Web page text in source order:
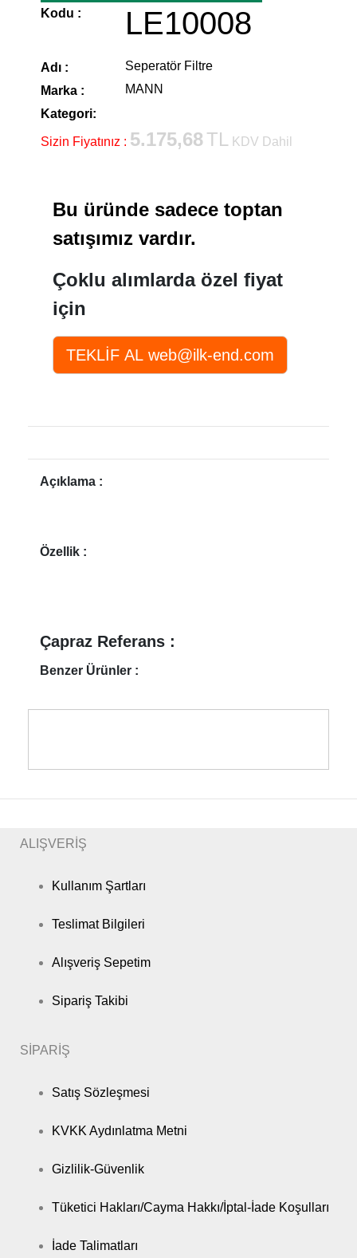
Kodu : LE10008
Adı :
Seperatör Filtre
Marka :
MANN
Kategori:
Sizin Fiyatınız : 5.175,68TL KDV Dahil
Bu üründe sadece toptan
satışımız vardır.
Çoklu alımlarda özel fiyat
için
Açıklama :
Özellik :
Çapraz Referans :
Benzer Ürünler :
ALIŞVERİŞ
Kullanım Şartları
Teslimat Bilgileri
Alışveriş Sepetim
Sipariş Takibi
SİPARİŞ
Satış Sözleşmesi
KVKK Aydınlatma Metni
Gizlilik-Güvenlik
Tüketici Hakları/Cayma Hakkı/İptal-İade Koşulları
İade Talimatları